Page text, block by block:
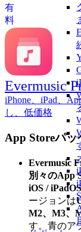
Evermusic
iPhone、iPad、
し、低価格
有
料
App Storeパッ
Evermusic
別々のApp
iOS / iPadOS
ージョンは
M2、M3、
す。青のア